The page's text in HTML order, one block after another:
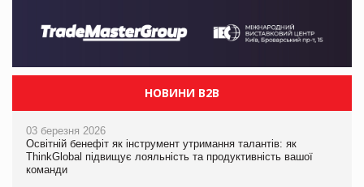
НОВИНИ B2B
03 березня 2026
Освітній бенефіт як інструмент утримання талантів: як
ThinkGlobal підвищує лояльність та продуктивність вашої
команди